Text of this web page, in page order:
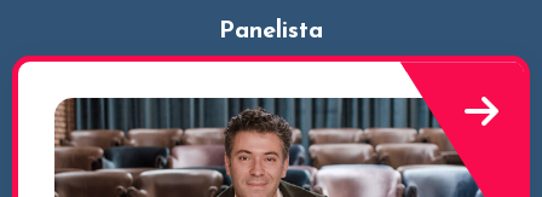
Panelista